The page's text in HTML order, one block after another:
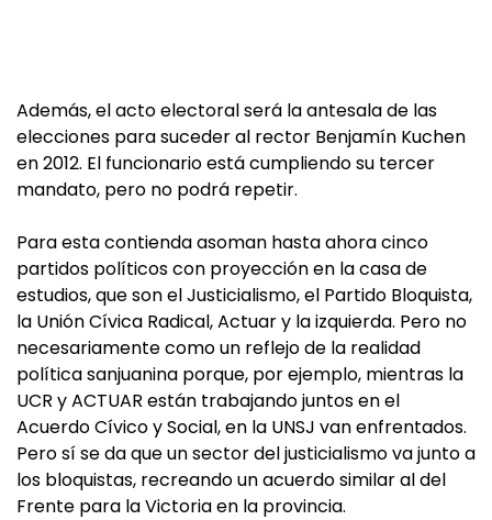
Además, el acto electoral será la antesala de las
elecciones para suceder al rector Benjamín Kuchen
en 2012. El funcionario está cumpliendo su tercer
mandato, pero no podrá repetir.
Para esta contienda asoman hasta ahora cinco
partidos políticos con proyección en la casa de
estudios, que son el Justicialismo, el Partido Bloquista,
la Unión Cívica Radical, Actuar y la izquierda. Pero no
necesariamente como un reflejo de la realidad
política sanjuanina porque, por ejemplo, mientras la
UCR y ACTUAR están trabajando juntos en el
Acuerdo Cívico y Social, en la UNSJ van enfrentados.
Pero sí se da que un sector del justicialismo va junto a
los bloquistas, recreando un acuerdo similar al del
Frente para la Victoria en la provincia.